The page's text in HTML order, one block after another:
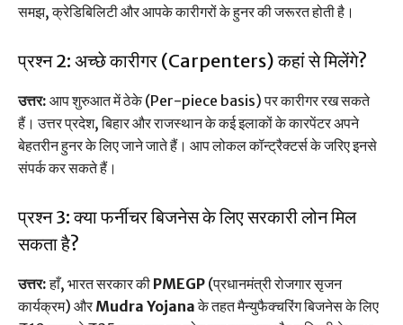
समझ, क्रेडिबिलिटी और आपके कारीगरों के हुनर की जरूरत होती है।
प्रश्न 2: अच्छे कारीगर (Carpenters) कहां से मिलेंगे?
उत्तर: आप शुरुआत में ठेके (Per-piece basis) पर कारीगर रख सकते
हैं। उत्तर प्रदेश, बिहार और राजस्थान के कई इलाकों के कारपेंटर अपने
बेहतरीन हुनर के लिए जाने जाते हैं। आप लोकल कॉन्ट्रैक्टर्स के जरिए इनसे
संपर्क कर सकते हैं।
प्रश्न 3: क्या फर्नीचर बिजनेस के लिए सरकारी लोन मिल
सकता है?
उत्तर:हाँ, भारत सरकार की PMEGP (प्रधानमंत्री रोजगार सृजन
कार्यक्रम) और Mudra Yojanaके तहत मैन्युफैक्चरिंग बिजनेस के लिए